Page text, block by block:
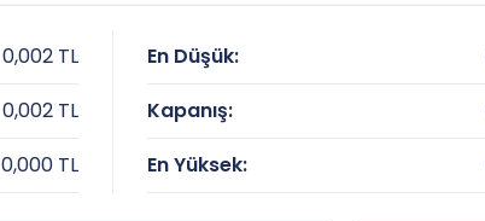
0,002 TL
0,002 TL
0,000 TL
En Düşük:
Kapanış:
En Yüksek: